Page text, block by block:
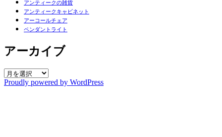
アンティークの雑貨
アンティークキャビネット
アーコールチェア
ペンダントライト
アーカイブ
ア
ー
Proudly powered by WordPress